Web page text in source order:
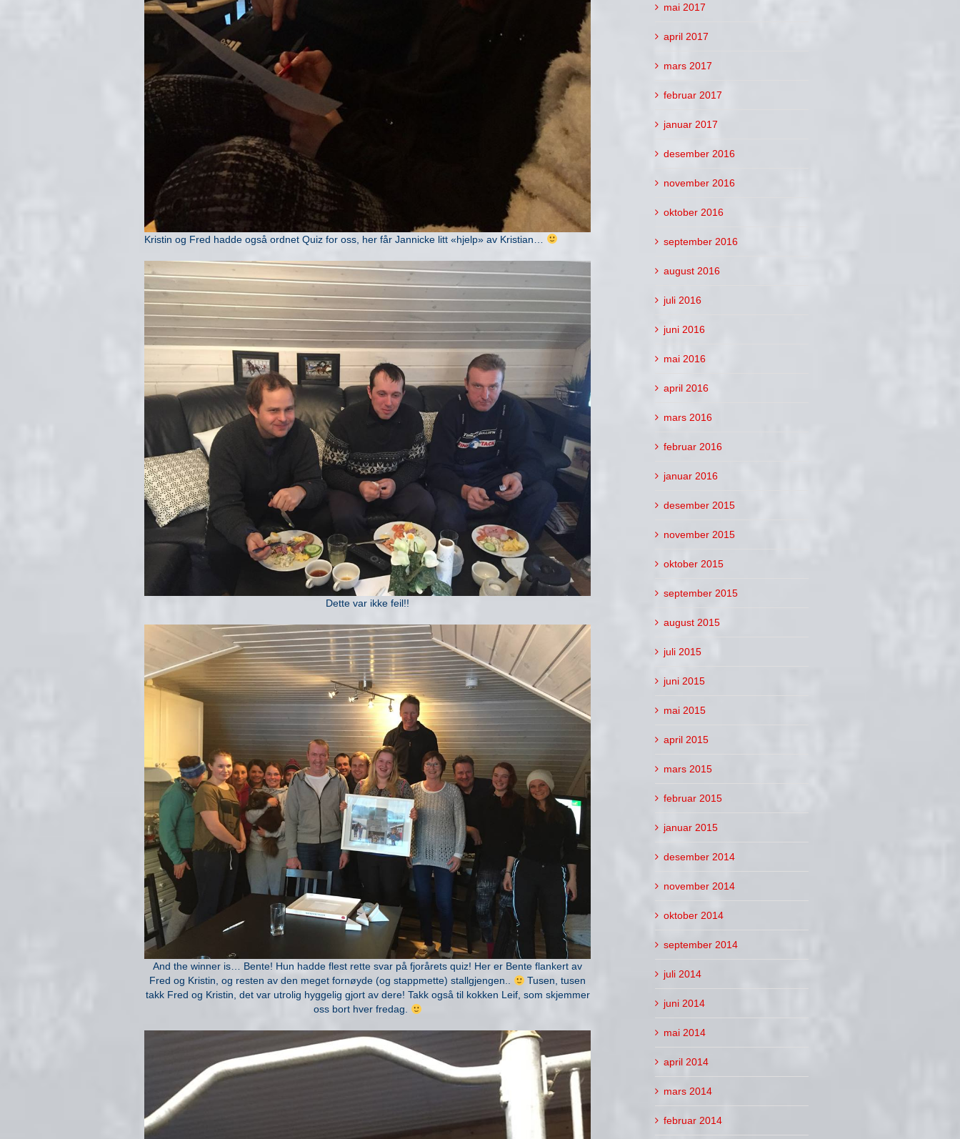
Kristin og Fred hadde også ordnet Quiz for oss, her får Jannicke litt «hjelp» av Kristian…
Dette var ikke feil!!
And the winner is… Bente! Hun hadde flest rette svar på fjorårets quiz! Her er Bente flankert av
Fred og Kristin, og resten av den meget fornøyde (og stappmette) stallgjengen..
Tusen, tusen
takk Fred og Kristin, det var utrolig hyggelig gjort av dere! Takk også til kokken Leif, som skjemmer
oss bort hver fredag.
mai 2017
april 2017
mars 2017
februar 2017
januar 2017
desember 2016
november 2016
oktober 2016
september 2016
august 2016
juli 2016
juni 2016
mai 2016
april 2016
mars 2016
februar 2016
januar 2016
desember 2015
november 2015
oktober 2015
september 2015
august 2015
juli 2015
juni 2015
mai 2015
april 2015
mars 2015
februar 2015
januar 2015
desember 2014
november 2014
oktober 2014
september 2014
juli 2014
juni 2014
mai 2014
april 2014
mars 2014
februar 2014